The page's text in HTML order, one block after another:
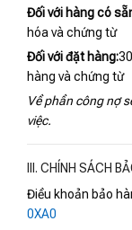
Đối với hàng có
hóa và chứng từ
Đối với đặt hàng:
hàng và chứng từ
Về phần công nợ
việc.
III. CHÍNH SÁCH
Điều khoản bảo
0XA0